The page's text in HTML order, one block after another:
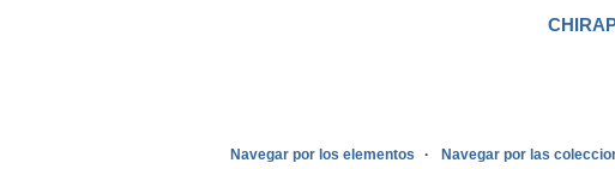
Navegar por los elementos Navegar por las